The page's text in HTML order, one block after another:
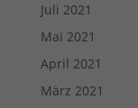
Juli 2021
Mai 2021
April 2021
März 2021